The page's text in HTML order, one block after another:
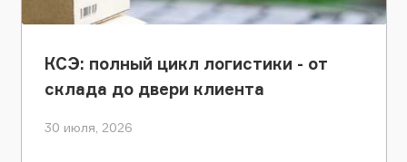
КСЭ: полный цикл логистики - от
склада до двери клиента
30 июля, 2026